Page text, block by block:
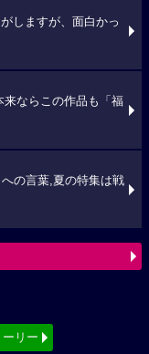
しますが、面白かっ
ならこの作品も「福
の言葉,夏の特集は戦
リー